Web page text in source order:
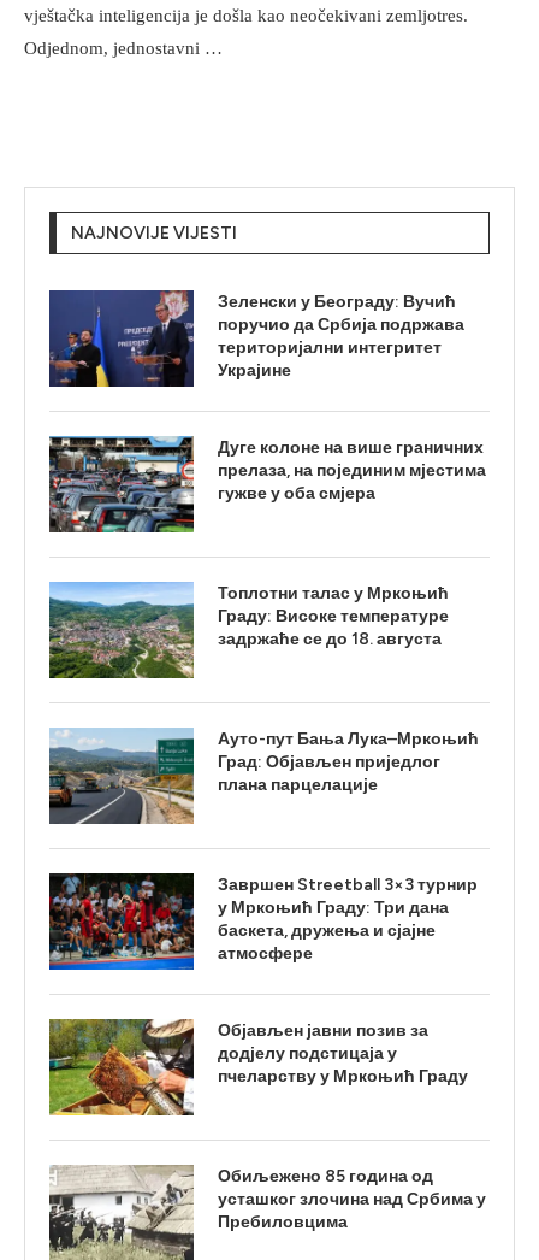
vještačka inteligencija je došla kao neočekivani zemljotres.
Odjednom, jednostavni …
NAJNOVIJE VIJESTI
Зеленски у Београду: Вучић
поручио да Србија подржава
територијални интегритет
Украјине
Дуге колоне на више граничних
прелаза, на појединим мјестима
гужве у оба смјера
Топлотни талас у Мркоњић
Граду: Високе температуре
задржаће се до 18. августа
Ауто-пут Бања Лука–Мркоњић
Град: Објављен приједлог
плана парцелације
Завршен Streetball 3×3 турнир
у Мркоњић Граду: Три дана
баскета, дружења и сјајне
атмосфере
Објављен јавни позив за
додјелу подстицаја у
пчеларству у Мркоњић Граду
Обиљежено 85 година од
усташког злочина над Србима у
Пребиловцима